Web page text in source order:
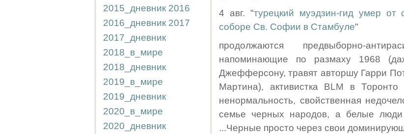
2015_дневник 2016
2016_дневник 2017
2017_дневник
2018_в_мире
2018_дневник
2019_в_мире
2019_дневник
2020_в_мире
2020_дневник
4 авг. "турецкий муэдзин-гид умер от
соборе Св. Софии в Стамбуле"
продолжаются предвыборно-
напоминающие по размаху 1968
Джефферсону, травят авторшу Гарри
Мартина), активистка BLM в
ненормальность, свойственная
семье черных народов, а белые
...Черные просто через свои